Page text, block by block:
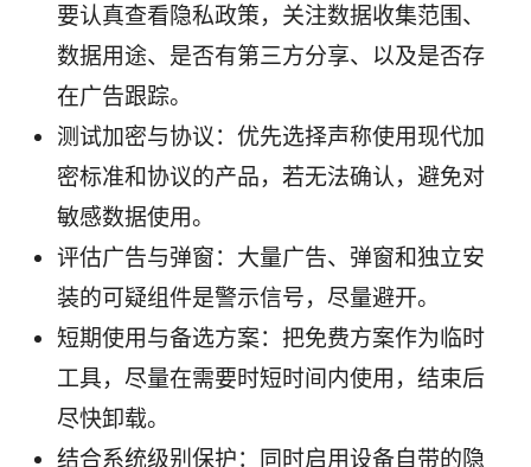
要认真查看隐私政策，关注数据收集范围、
数据用途、是否有第三方分享、以及是否存
在广告跟踪。
测试加密与协议：优先选择声称使用现代加
密标准和协议的产品，若无法确认，避免对
敏感数据使用。
评估广告与弹窗：大量广告、弹窗和独立安
装的可疑组件是警示信号，尽量避开。
短期使用与备选方案：把免费方案作为临时
工具，尽量在需要时短时间内使用，结束后
尽快卸载。
结合系统级别保护：同时启用设备自带的隐